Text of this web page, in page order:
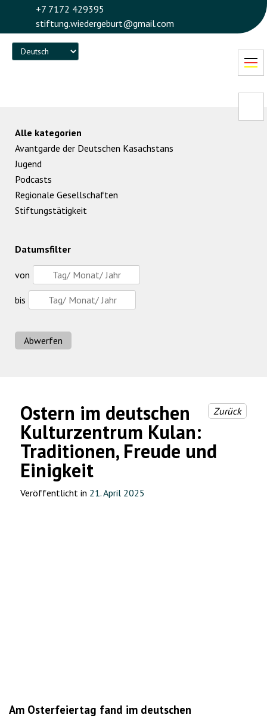
+7 7172 429395
stiftung.wiedergeburt@gmail.com
Language
Ostern im deutschen
Kulturzentrum Kulan:
Traditionen, Freude und
Einigkeit
Zurück
Veröffentlicht in 21. April 2025
Am Osterfeiertag fand im deutschen
Alle kategorien
Avantgarde der Deutschen Kasachstans
Jugend
Podcasts
Regionale Gesellschaften
Stiftungstätigkeit
Datumsfilter
von
bis
Abwerfen